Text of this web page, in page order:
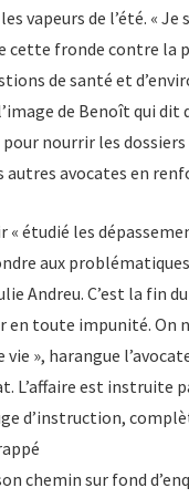
vapeurs de l’été. « Je
cette fronde contre la
de santé et
de Benoît qui dit
nourrir les
autres avocates en
étudié les
aux
Andreu. C’est la fin
toute impunité. On
», harangue
L’affaire est instruite
d’instruction,
chemin sur fond